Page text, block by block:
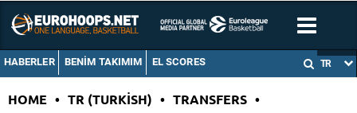
HABERLER BENIM TAKIMIM EL SCORES TR
HOME • TR (TURKISH) • TRANSFERS •